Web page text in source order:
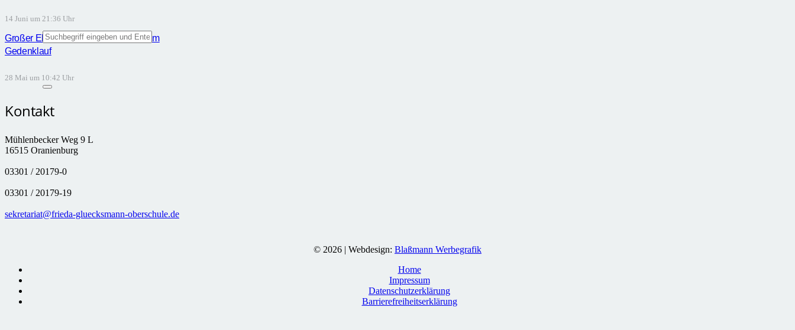
14 Juni um 21:36 Uhr
Großer Ehrgeiz der FGO-Schüler beim
Gedenklauf
28 Mai um 10:42 Uhr
Kontakt
Mühlenbecker Weg 9 L
16515 Oranienburg
03301 / 20179-0
03301 / 20179-19
sekretariat@frieda-gluecksmann-oberschule.de
© 2026 | Webdesign: Blaßmann Werbegrafik
Home
Impressum
Datenschutzerklärung
Barrierefreiheitserklärung